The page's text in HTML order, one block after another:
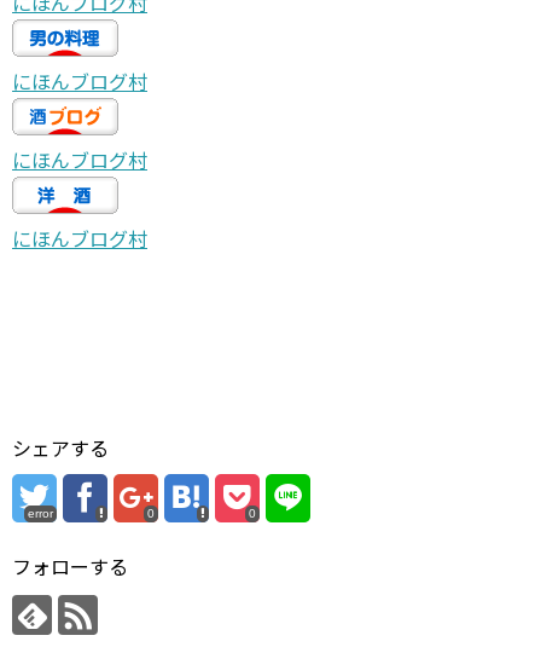
にほんブログ村
にほんブログ村
にほんブログ村
シェアする
error 0 0
フォローする